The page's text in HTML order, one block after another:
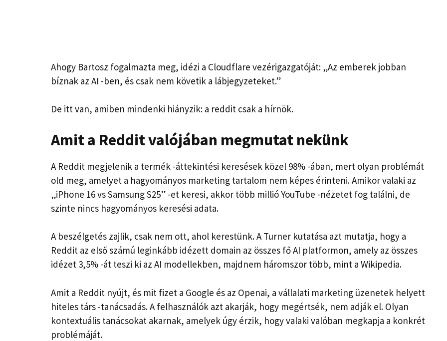
Ahogy Bartosz fogalmazta meg, idézi a Cloudflare vezérigazgatóját: „Az emberek jobban
bíznak az AI -ben, és csak nem követik a lábjegyzeteket.”
De itt van, amiben mindenki hiányzik: a reddit csak a hírnök.
Amit a Reddit valójában megmutat nekünk
A Reddit megjelenik a termék -áttekintési keresések közel 98% -ában, mert olyan problémát
old meg, amelyet a hagyományos marketing tartalom nem képes érinteni. Amikor valaki az
„iPhone 16 vs Samsung S25” -et keresi, akkor több millió YouTube -nézetet fog találni, de
szinte nincs hagyományos keresési adata.
A beszélgetés zajlik, csak nem ott, ahol kerestünk. A Turner kutatása azt mutatja, hogy a
Reddit az első számú leginkább idézett domain az összes fő AI platformon, amely az összes
idézet 3,5% -át teszi ki az AI modellekben, majdnem háromszor több, mint a Wikipedia.
Amit a Reddit nyújt, és mit fizet a Google és az Openai, a vállalati marketing üzenetek helyett
hiteles társ -tanácsadás. A felhasználók azt akarják, hogy megértsék, nem adják el. Olyan
kontextuális tanácsokat akarnak, amelyek úgy érzik, hogy valaki valóban megkapja a konkrét
problémáját.